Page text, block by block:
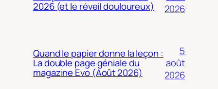
2026 (et le réveil douloureux)
2026
Quand le papier donne la leçon :
La double page géniale du
magazine Evo (Août 2026)
5
août
2026